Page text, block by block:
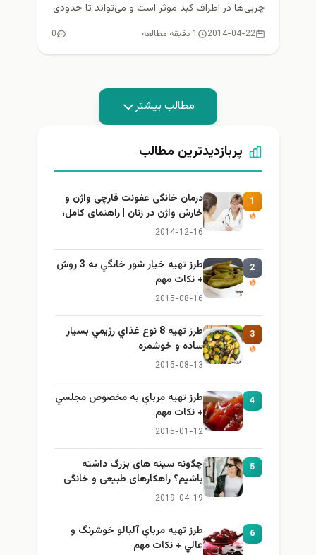
چربی‌ها در اطراف کبد موثر است و می‌تواند تا حدودی
2014-04-22 1 دقیقه مطالعه 0
مطالب بیشتر
پربازدیدترین مطالب
1
درمان خانگی عفونت قارچی واژن و
خارش واژن در زنان | راهنمای کامل،
ایمن و کاربردی
2014-12-16
2
طرز تهيه خیار شور خانگي به 3 روش
+ نكات مهم
2015-08-16
3
طرز تهيه 8 نوع غذاي رژيمي بسيار
ساده و خوشمزه
2015-08-13
4
طرز تهيه مرباي به مخصوص مجلسي
+ نكات مهم
2015-01-12
5
چگونه سینه های بزرگ داشته
باشیم؟ راهکارهای طبیعی و خانگی
برای بزرگ کردن سینه
2019-04-19
6
طرز تهيه مرباي آلبالو خوشرنگ و
عالي + نكات مهم